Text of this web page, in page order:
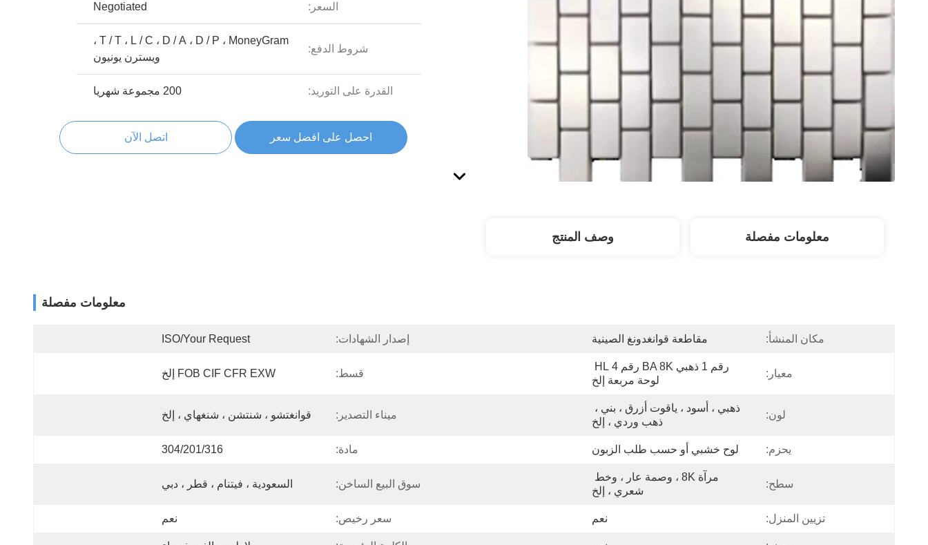
السعر: Negotiated
شروط الدفع:
T / T ، L / C ، D / A ، D / P ، MoneyGram ،
ويسترن يونيون
القدرة على التوريد: 200 مجموعة شهريا
احصل على افضل سعر اتصل الآن
معلومات مفصلة وصف المنتج
معلومات مفصلة
مكان المنشأ: مقاطعة قوانغدونغ الصينية إصدار الشهادات: ISO/your Request
معيار:
لوحة مربعة إلخ
قسط: FOB CIF CFR EXW إلخ
لون:
ذهب وردي ، إلخ
ميناء التصدير: قوانغتشو ، شنتشن ، شنغهاي ، إلخ
يحزم: لوح خشبي أو حسب طلب الزبون مادة: 304/201/316
سطح:
شعري ، إلخ
سوق البيع الساخن: السعودية ، فيتنام ، قطر ، دبي
تزيين المنزل: نعم سعر رخيص: نعم